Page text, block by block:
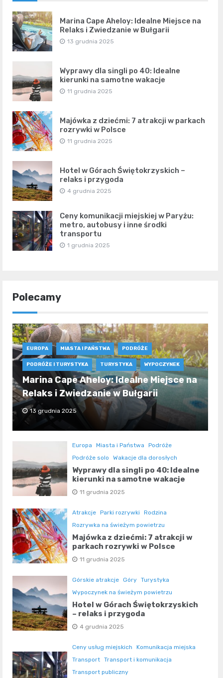
Marina Cape Aheloy: Idealne Miejsce na
Relaks i Zwiedzanie w Bułgarii
13 grudnia 2025
Wyprawy dla singli po 40: Idealne
kierunki na samotne wakacje
11 grudnia 2025
Majówka z dziećmi: 7 atrakcji w parkach
rozrywki w Polsce
11 grudnia 2025
Hotel w Górach Świętokrzyskich –
relaks i przygoda
4 grudnia 2025
Ceny komunikacji miejskiej w Paryżu:
metro, autobusy i inne środki
transportu
1 grudnia 2025
Polecamy
EUROPA MIASTA I PAŃSTWA PODRÓŻE
PODRÓŻE I TURYSTYKA TURYSTYKA WYPOCZYNEK
Marina Cape Aheloy: Idealne Miejsce na
Relaks i Zwiedzanie w Bułgarii
13 grudnia 2025
Europa Miasta i Państwa
Podróże
Podróże solo
Wakacje dla dorosłych
Wyprawy dla singli po 40: Idealne
kierunki na samotne wakacje
11 grudnia 2025
Atrakcje Parki rozrywki
Rodzina
Rozrywka na świeżym powietrzu
Majówka z dziećmi: 7 atrakcji w
parkach rozrywki w Polsce
11 grudnia 2025
Górskie atrakcje Góry Turystyka
Wypoczynek na świeżym powietrzu
Hotel w Górach Świętokrzyskich
– relaks i przygoda
4 grudnia 2025
Ceny usług miejskich
Komunikacja miejska
Transport Transport i komunikacja
Transport publiczny